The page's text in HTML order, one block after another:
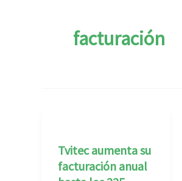
facturación
Tvitec aumenta su
facturación anual